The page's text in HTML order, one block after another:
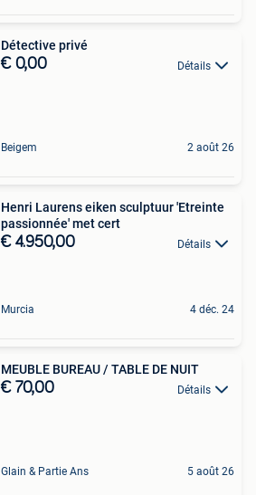
Détective privé
€ 0,00 Détails
Beigem 2 août 26
Henri Laurens eiken sculptuur 'Etreinte
passionnée' met cert
€ 4.950,00 Détails
Murcia 4 déc. 24
MEUBLE BUREAU / TABLE DE NUIT
€ 70,00 Détails
Glain & Partie Ans 5 août 26